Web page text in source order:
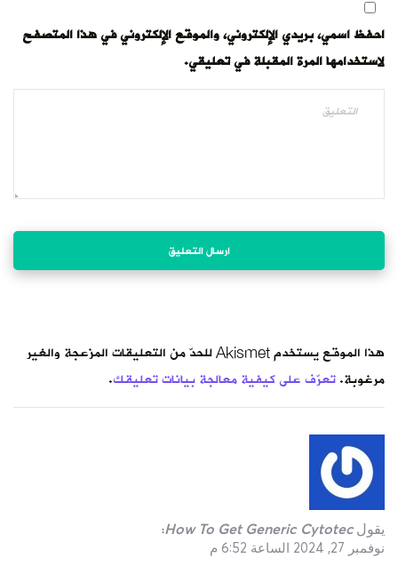
احفظ اسمي، بريدي الإلكتروني، والموقع الإلكتروني في هذا المتصفح
لاستخدامها المرة المقبلة في تعليقي.
هذا الموقع يستخدم Akismet للحدّ من التعليقات المزعجة والغير
مرغوبة.تعرّف على كيفية معالجة بيانات تعليقك.
يقول How To Get Generic Cytotec
:
نوفمبر 27, 2024 الساعة 6:52 م